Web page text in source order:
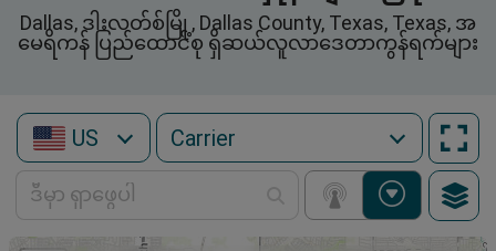
Dallas, ဒါးလတ်စ်မြို့, Dallas County, Texas, Texas, အ
မေရိကန် ပြည်ထောင်စု ရှိဆယ်လူလာဒေတာကွန်ရက်များ
US